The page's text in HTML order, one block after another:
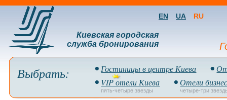
Киевская городская
служба бронирования
EN UA RU
Выбрать: Гостиницы в центре Киева
VIP отели Киева
пять-четыре звезды
Отели
четыре-три